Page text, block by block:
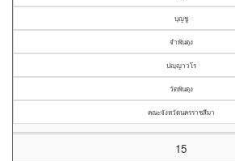
บุญชู
จำพันดุง
ปญฺญาวโร
วัดพันดุง
คณะจังหวัดนครราชสีมา
15